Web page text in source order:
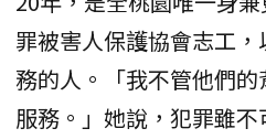
罪被害人保護協會志工
務的人。「我不管他們
服務。」她說，犯罪雖